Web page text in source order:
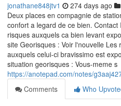
jonathane848jtv1 274 days ago
Deux places en compagnie de
confort a legard de ce bien.
risques auxquels ca bien levant
site Georisques : Voir l'nouvelle Les
auxquels celui-ci bravissimo est
situation georisques : Vous-meme s
https://anotepad.com/notes/
Comments
Who